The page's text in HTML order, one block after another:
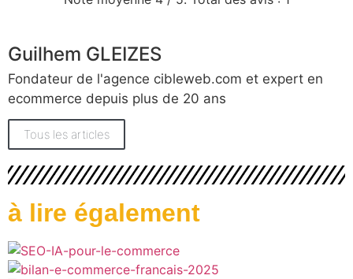
Guilhem GLEIZES
Fondateur de l'agence cibleweb.com et expert en
ecommerce depuis plus de 20 ans
Tous les articles
à lire également